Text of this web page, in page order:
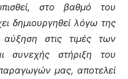
στο βαθμό του
δημιουργηθεί λόγω της
στις τιμές των
συνεχής στήριξη του
μας, αποτελεί